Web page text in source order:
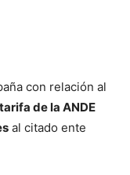
con relación al
de la ANDE
al citado ente